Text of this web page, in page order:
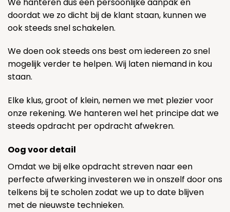
doordat we zo dicht bij de klant staan, kunnen we
ook steeds snel schakelen.
We doen ook steeds ons best om iedereen zo snel
mogelijk verder te helpen. Wij laten niemand in kou
staan.
Elke klus, groot of klein, nemen we met plezier voor
onze rekening. We hanteren wel het principe dat we
steeds opdracht per opdracht afwekren.
Oog voor detail
Omdat we bij elke opdracht streven naar een
perfecte afwerking investeren we in onszelf door ons
telkens bij te scholen zodat we up to date blijven
met de nieuwste technieken.